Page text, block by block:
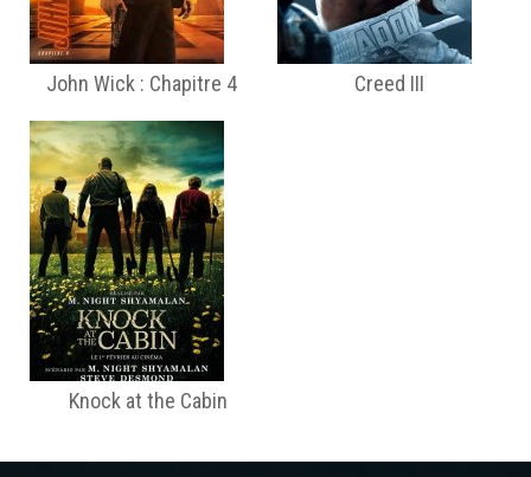
John Wick : Chapitre 4 Creed III
Knock at the Cabin